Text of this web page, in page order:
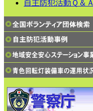
自主防犯活動Ｑ＆Ａ